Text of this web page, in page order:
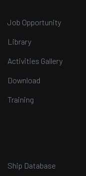
Job Opportunity
Library
Activities Gallery
Download
Training
Ship Database